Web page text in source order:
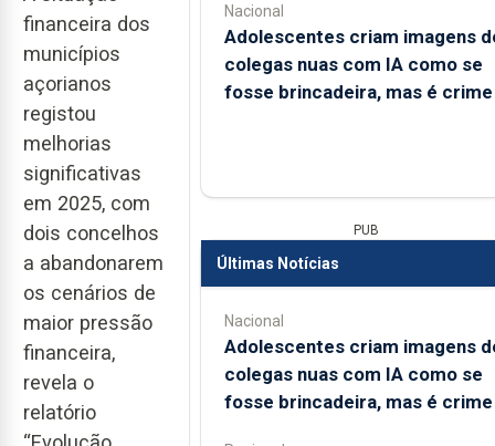
financeira dos
municípios
açorianos
registou
melhorias
significativas
em 2025, com
dois concelhos
a abandonarem
os cenários de
maior pressão
financeira,
revela o
relatório
Nacional
Adolescentes criam imagens
colegas nuas com IA como se
fosse brincadeira, mas é crime
PUB
Últimas Notícias
Nacional
Adolescentes criam imagens
colegas nuas com IA como se
fosse brincadeira, mas é crime